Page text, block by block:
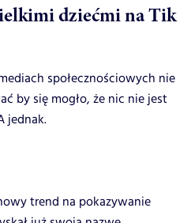
dziećmi na Tik
społecznościowych nie
by się mogło, że nic nie jest
jednak.
trend na pokazywanie